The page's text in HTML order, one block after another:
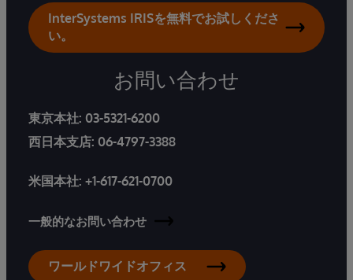
InterSystems IRISを無料でお試しくださ
い。
お問い合わせ
東京本社: 03-5321-6200
西日本支店: 06-4797-3388
米国本社: +1-617-621-0700
一般的なお問い合わせ
ワールドワイドオフィス